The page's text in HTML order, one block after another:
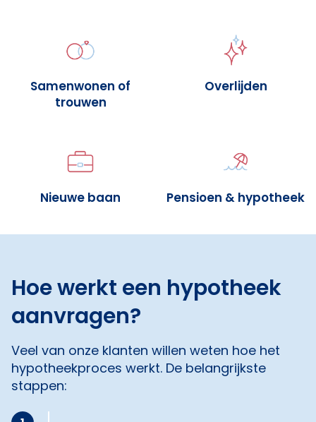
Samenwonen of
trouwen
Overlijden
Nieuwe baan Pensioen & hypotheek
Hoe werkt een hypotheek
aanvragen?
Veel van onze klanten willen weten hoe het
hypotheekproces werkt. De belangrijkste
stappen: